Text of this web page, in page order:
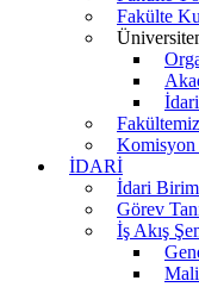
Fakülte
Komisyon
İDARİ
İdari
Görev
İş Akış
Mali